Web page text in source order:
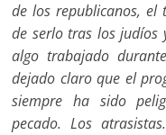
de los republicanos, el
de serlo tras los judíos
algo trabajado
dejado claro que el
siempre ha sido
pecado. Los